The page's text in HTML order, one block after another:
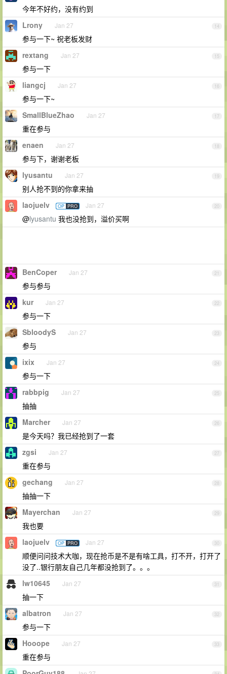
今年不好约，没有约到
14
Lrony Jan 27
参与一下~ 祝老板发财
15
rextang Jan 27
参与一下
16
liangcj Jan 27
参与一下~
17
SmallBlueZhao Jan 27
重在参与
18
enaen Jan 27
参与下，谢谢老板
19
lyusantu Jan 27
别人抢不到的你拿来抽
20
laojuelv OP PRO Jan 27
@lyusantu 我也没抢到，溢价买啊
21
BenCoper Jan 27
参与参与
22
kur Jan 27
参与一下
23
SbloodyS Jan 27
参与
24
ixix Jan 27
参与一下
25
rabbpig Jan 27
抽抽
26
Marcher Jan 27
是今天吗？我已经抢到了一套
27
zgsi Jan 27
重在参与
28
gechang Jan 27
抽抽一下
29
Mayerchan Jan 27
我也要
30
laojuelv OP PRO Jan 27
顺便问问技术大咖，现在抢币是不是有啥工具，打不开，打开了
没了..银行朋友自己几年都没抢到了。。。
31
lw10645 Jan 27
抽一下
32
albatron Jan 27
参与一下
33
Hooope Jan 27
重在参与